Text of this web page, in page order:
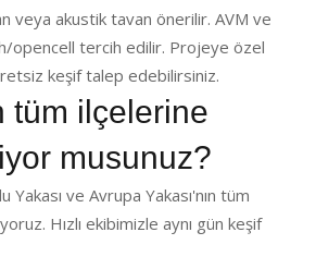
veya akustik tavan önerilir. AVM ve
opencell tercih edilir. Projeye özel
keşif talep edebilirsiniz.
tüm ilçelerine
musunuz?
Yakası ve Avrupa Yakası'nın tüm
Hızlı ekibimizle aynı gün keşif